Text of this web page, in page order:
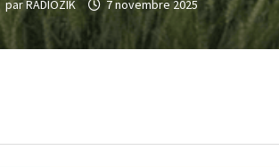
parRADIOZIK 7 novembre 2025